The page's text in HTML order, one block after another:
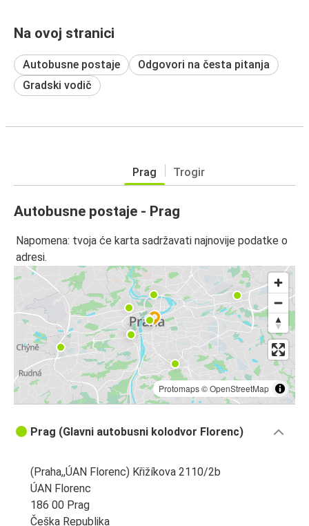
Na ovoj stranici
Autobusne postaje
Odgovori na česta pitanja
Gradski vodič
Prag Trogir
Autobusne postaje - Prag
Napomena: tvoja će karta sadržavati najnovije podatke o
adresi.
Protomaps©OpenStreetMap
Prag (Glavni autobusni kolodvor Florenc)
(Praha,,ÚAN Florenc) Křižíkova 2110/2b
ÚAN Florenc
186 00 Prag
Češka Republika